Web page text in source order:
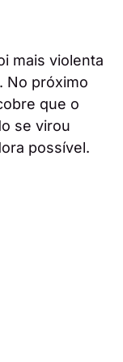
mais violenta
No próximo
que o
se virou
possível.